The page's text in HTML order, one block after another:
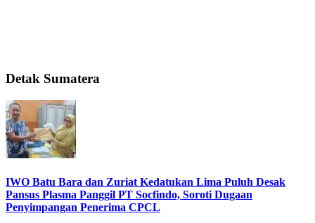
Detak Sumatera
IWO Batu Bara dan Zuriat Kedatukan Lima Puluh Desak
Pansus Plasma Panggil PT Socfindo, Soroti Dugaan
Penyimpangan Penerima CPCL